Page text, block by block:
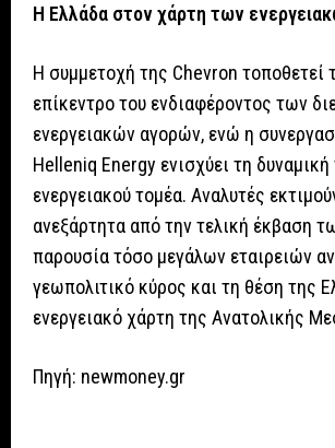
Η Ελλάδα στον χάρτη των
Η συμμετοχή της Chevron τοποθετεί
επίκεντρο του ενδιαφέροντος των
ενεργειακών αγορών, ενώ η
Helleniq Energy ενισχύει τη
ενεργειακού τομέα. Αναλυτές
ανεξάρτητα από την τελική έκβαση
παρουσία τόσο μεγάλων εταιρειών
γεωπολιτικό κύρος και τη θέση της
ενεργειακό χάρτη της Ανατολικής
Πηγή: newmoney.gr